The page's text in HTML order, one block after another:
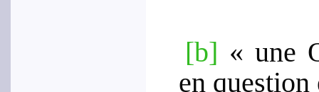
[b] « une
en question